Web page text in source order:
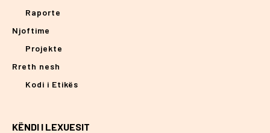
Raporte
Njoftime
Projekte
Rreth nesh
Kodi i Etikës
KËNDI I LEXUESIT